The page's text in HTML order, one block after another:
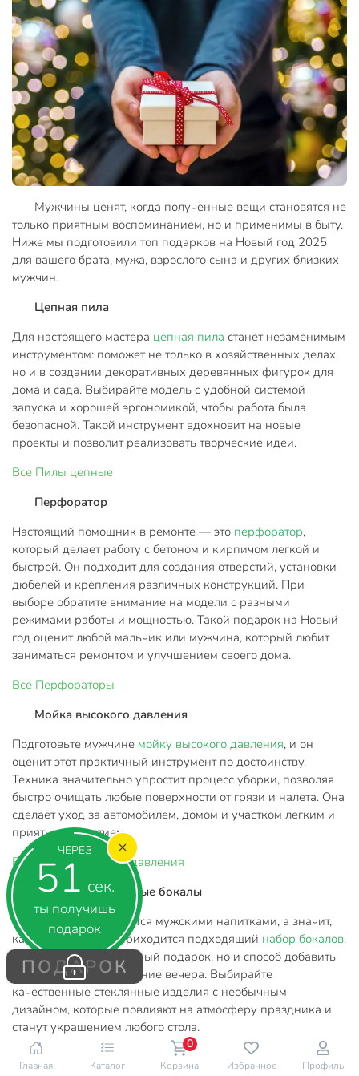
ЧЕРЕЗ
50 сек.
ты получишь
подарок
ПОДАРОК
Мужчины ценят, когда полученные вещи становятся не
только приятным воспоминанием, но и применимы в быту.
Ниже мы подготовили топ подарков на Новый год 2025
для вашего брата, мужа, взрослого сына и других близких
мужчин.
Цепная пила
Для настоящего мастера цепная пила станет незаменимым
инструментом: поможет не только в хозяйственных делах,
но и в создании декоративных деревянных фигурок для
дома и сада. Выбирайте модель с удобной системой
запуска и хорошей эргономикой, чтобы работа была
безопасной. Такой инструмент вдохновит на новые
проекты и позволит реализовать творческие идеи.
Все Пилы цепные
Перфоратор
Настоящий помощник в ремонте — это перфоратор,
который делает работу с бетоном и кирпичом легкой и
быстрой. Он подходит для создания отверстий, установки
дюбелей и крепления различных конструкций. При
выборе обратите внимание на модели с разными
режимами работы и мощностью. Такой подарок на Новый
год оценит любой мальчик или мужчина, который любит
заниматься ремонтом и улучшением своего дома.
Все Перфораторы
Мойка высокого давления
Подготовьте мужчине мойку высокого давления, и он
оценит этот практичный инструмент по достоинству.
Техника значительно упростит процесс уборки, позволяя
быстро очищать любые поверхности от грязи и налета. Она
сделает уход за автомобилем, домом и участком легким и
приятным занятием.
Все
Мойки высокого давления
Пивные и коньячные бокалы
Коньяк и пиво считаются мужскими напитками, а значит,
каждому мужчине приходится подходящий набор бокалов.
Это не только практичный подарок, но и способ добавить
изысканности в домашние вечера. Выбирайте
качественные стеклянные изделия с необычным
дизайном, которые повлияют на атмосферу праздника и
станут украшением любого стола.
Ящик для инструментов
Главная Каталог Корзина
0
Избранное Профиль